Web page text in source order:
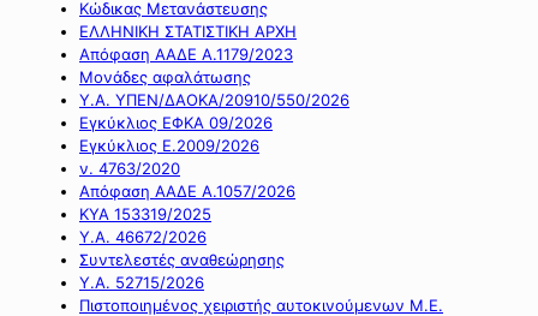
Κώδικας Μετανάστευσης
ΕΛΛΗΝΙΚΗ ΣΤΑΤΙΣΤΙΚΗ ΑΡΧΗ
Απόφαση ΑΑΔΕ Α.1179/2023
Μονάδες αφαλάτωσης
Υ.Α. ΥΠΕΝ/ΔΑΟΚΑ/20910/550/2026
Εγκύκλιος ΕΦΚΑ 09/2026
Εγκύκλιος Ε.2009/2026
ν. 4763/2020
Απόφαση ΑΑΔΕ Α.1057/2026
ΚΥΑ 153319/2025
Υ.Α. 46672/2026
Συντελεστές αναθεώρησης
Υ.Α. 52715/2026
Πιστοποιημένος χειριστής αυτοκινούμενων Μ.Ε.